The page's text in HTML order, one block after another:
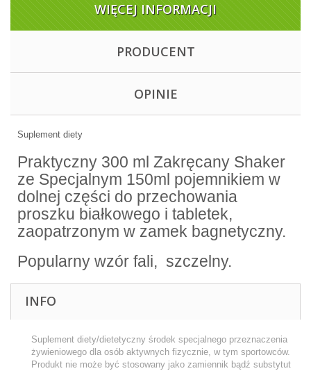
WIĘCEJ INFORMACJI
PRODUCENT
OPINIE
Suplement diety
Praktyczny 300 ml Zakręcany Shaker
ze Specjalnym 150ml pojemnikiem w
dolnej części do przechowania
proszku białkowego i tabletek,
zaopatrzonym w zamek bagnetyczny.
Popularny wzór fali, szczelny.
INFO
Suplement diety/dietetyczny środek specjalnego przeznaczenia
żywieniowego dla osób aktywnych fizycznie, w tym sportowców.
Produkt nie może być stosowany jako zamiennik bądź substytut